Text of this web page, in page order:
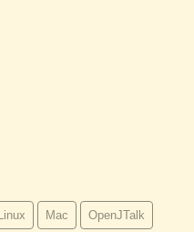
Mac OpenJTalk